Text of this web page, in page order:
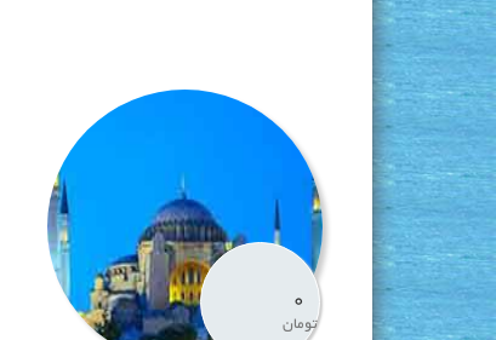
0
تومان